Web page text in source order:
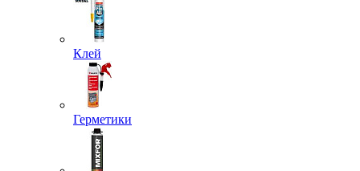
Клей
Герметики